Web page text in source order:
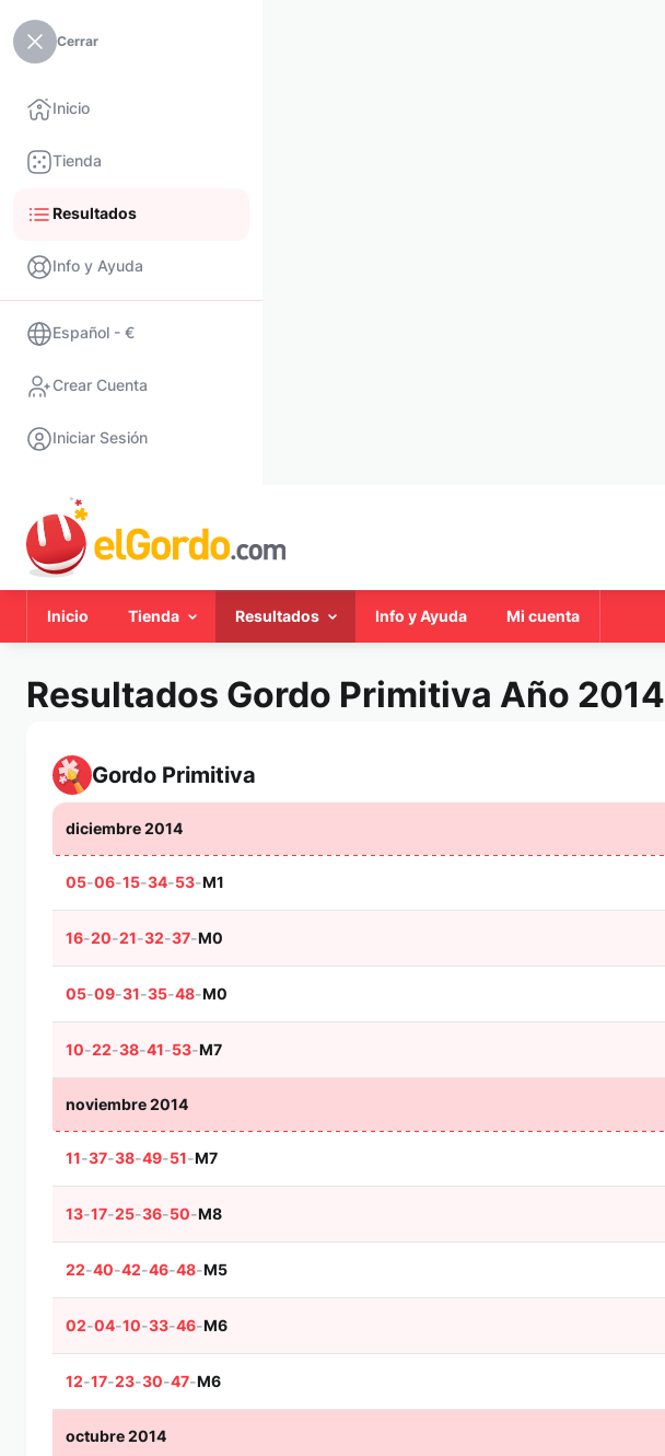
Cerrar
Inicio
Tienda
Resultados
Info y Ayuda
Español - €
Crear Cuenta
Iniciar Sesión
Inicio Tienda Resultados Info y Ayuda Mi cuenta
Resultados Gordo Primitiva Año 2014
Gordo Primitiva
diciembre 2014
05-06-15-34-53-M1
16-20-21-32-37-M0
05-09-31-35-48-M0
10-22-38-41-53-M7
noviembre 2014
11-37-38-49-51-M7
13-17-25-36-50-M8
22-40-42-46-48-M5
02-04-10-33-46-M6
12-17-23-30-47-M6
octubre 2014